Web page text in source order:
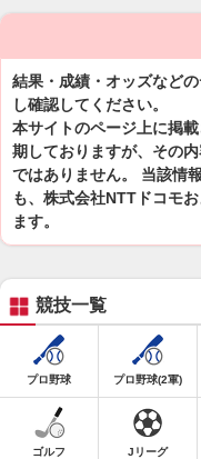
結果・成績・オッズなど
し確認してください。
本サイトのページ上に掲
期しておりますが、その
ではありません。 当該情
も、株式会社NTTドコモ
ます。
競技一覧
プロ野球 プロ野球(2軍)
ゴルフ Jリーグ